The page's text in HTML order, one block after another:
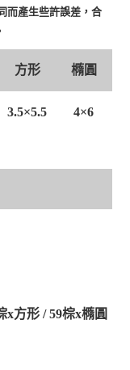
而產生些許誤差，合
方形 橢圓
3.5×5.5 4×6
x方形 / 59棕x橢圓